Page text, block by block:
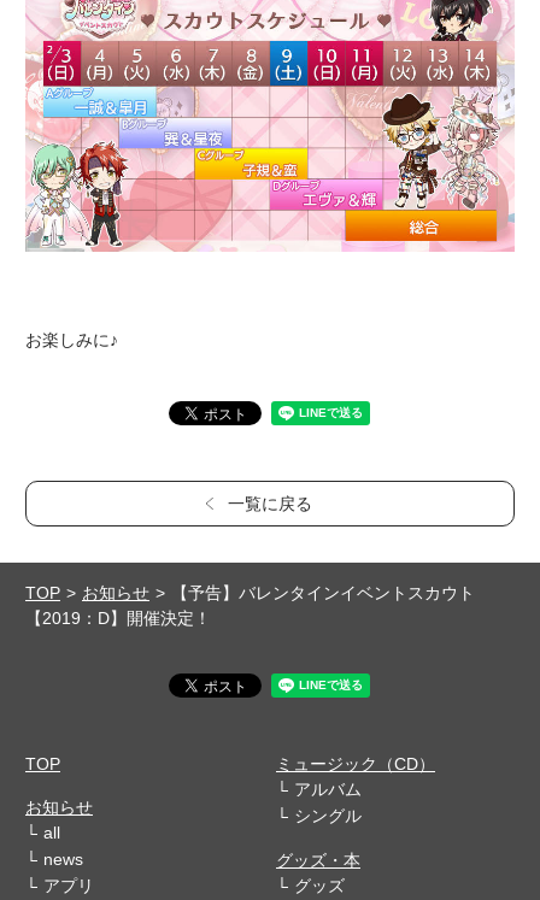
お楽しみに♪
一覧に戻る
TOP お知らせ
【予告】バレンタインイベントスカウト
【2019：D】開催決定！
TOP
お知らせ
all
news
アプリ
ミュージック（CD）
アルバム
シングル
グッズ・本
グッズ